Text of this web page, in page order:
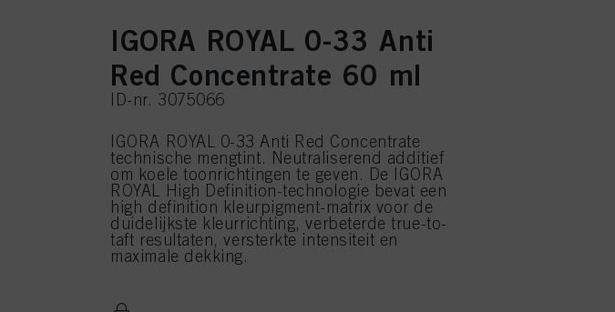
IGORA ROYAL 0-33 Anti
Red Concentrate 60 ml
ID-nr. 3075066
IGORA ROYAL 0-33 Anti Red Concentrate
technische mengtint. Neutraliserend additief
om koele toonrichtingen te geven. De IGORA
ROYAL High Definition-technologie bevat een
high definition kleurpigment-matrix voor de
duidelijkste kleurrichting, verbeterde true-to-
taft resultaten, versterkte intensiteit en
maximale dekking.